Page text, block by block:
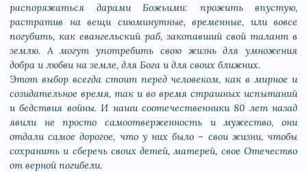
распоряжаться дарами Божьими: прожить впустую,
растратив на вещи сиюминутные, временные, или вовсе
погубить, как евангельский раб, закопавший свой талант в
землю. А могут употребить свою жизнь для умножения
добра и любви на земле, для Бога и для своих ближних.
Этот выбор всегда стоит перед человеком, как в мирное и
созидательное время, так и во время страшных испытаний
и бедствия войны. И наши соотечественники 80 лет назад
явили не просто самоотверженность и мужество, они
отдали самое дорогое, что у них было – свои жизни, чтобы
сохранить и сберечь своих детей, матерей, свое Отечество
от верной погибели.